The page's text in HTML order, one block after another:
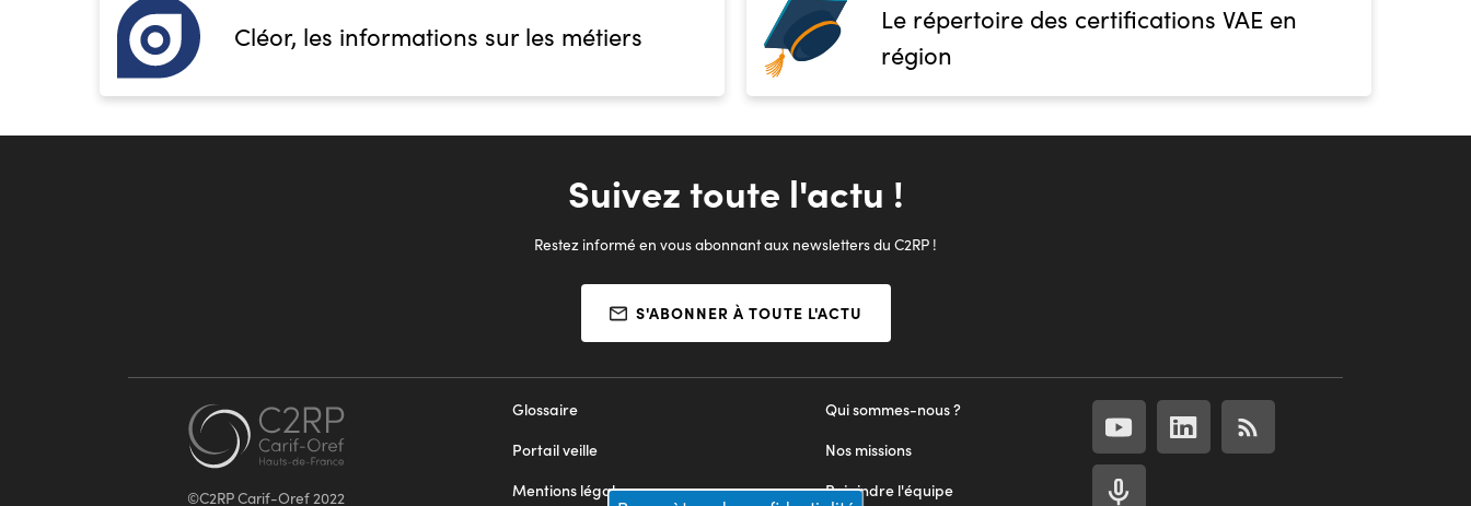
Cléor, les informations sur les métiers
Le répertoire des certifications VAE en
région
Suivez toute l'actu !
Restez informé en vous abonnant aux newsletters du C2RP !
S'ABONNER À TOUTE L'ACTU
©C2RP Carif-Oref 2022
Qui sommes-nous ?
Nos missions
Rejoindre l'équipe
Glossaire
Portail veille
Mentions légales